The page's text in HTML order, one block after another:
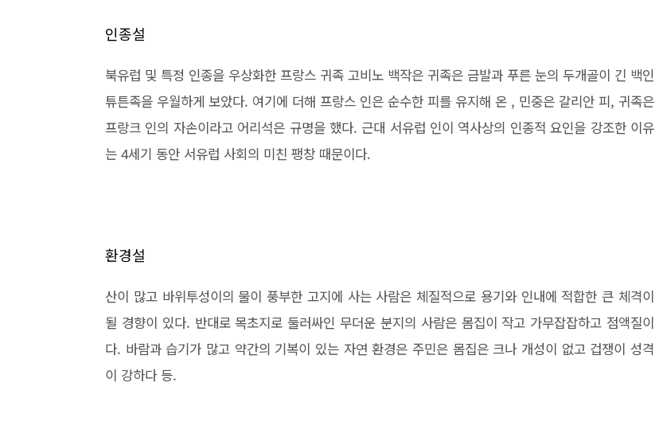
인종설
북유럽 및 특정 인종을 우상화한 프랑스 귀족 고비노 백작은 귀족은 금발과 푸른 눈의 두개골이 긴 백인
튜튼족을 우월하게 보았다. 여기에 더해 프랑스 인은 순수한 피를 유지해 온 , 민중은 갈리안 피, 귀족은
프랑크 인의 자손이라고 어리석은 규명을 했다. 근대 서유럽 인이 역사상의 인종적 요인을 강조한 이유
는 4세기 동안 서유럽 사회의 미친 팽창 때문이다.
환경설
산이 많고 바위투성이의 물이 풍부한 고지에 사는 사람은 체질적으로 용기와 인내에 적합한 큰 체격이
될 경향이 있다. 반대로 목초지로 둘러싸인 무더운 분지의 사람은 몸집이 작고 가무잡잡하고 점액질이
다. 바람과 습기가 많고 약간의 기복이 있는 자연 환경은 주민은 몸집은 크나 개성이 없고 겁쟁이 성격
이 강하다 등.